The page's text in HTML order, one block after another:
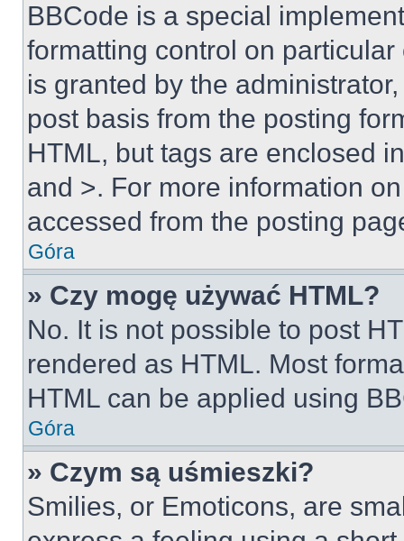
BBCode is a special
formatting control on
is granted by the
post basis from the posting
HTML, but tags are enclosed
and >. For more information
accessed from the posting
Góra
» Czy mogę używać HTML?
No. It is not possible to post
rendered as HTML. Most
HTML can be applied using
Góra
» Czym są uśmieszki?
Smilies, or Emoticons, are